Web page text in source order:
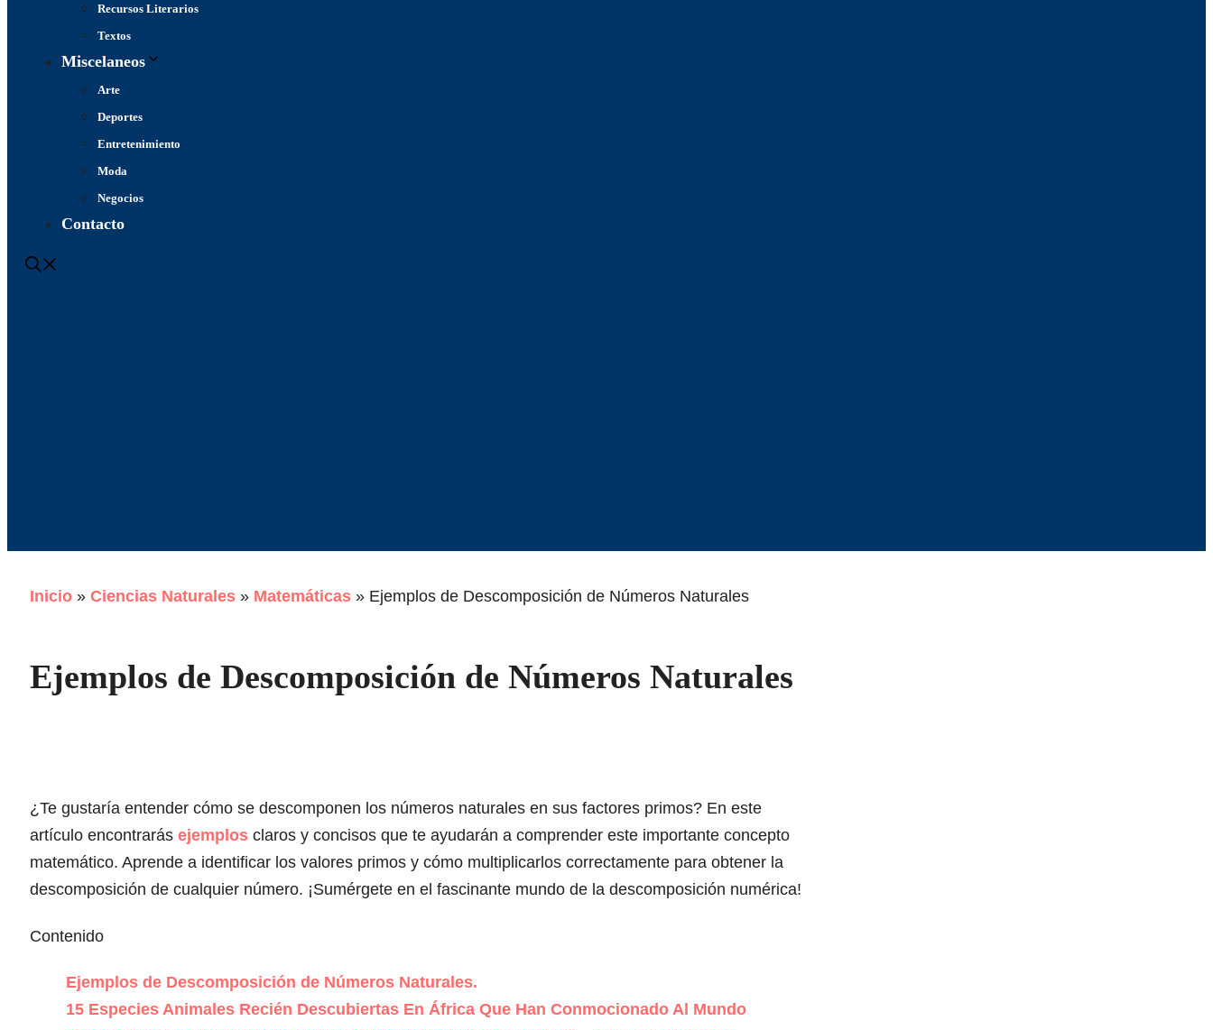
Recursos Literarios
Textos
Miscelaneos
Arte
Deportes
Entretenimiento
Moda
Negocios
Contacto
Inicio » Ciencias Naturales » Matemáticas » Ejemplos de Descomposición de Números Naturales
Ejemplos de Descomposición de Números Naturales
¿Te gustaría entender cómo se descomponen los números naturales en sus factores primos? En este
artículo encontrarás ejemplos claros y concisos que te ayudarán a comprender este importante concepto
matemático. Aprende a identificar los valores primos y cómo multiplicarlos correctamente para obtener la
descomposición de cualquier número. ¡Sumérgete en el fascinante mundo de la descomposición numérica!
Contenido
Ejemplos de Descomposición de Números Naturales.
15 Especies Animales Recién Descubiertas En África Que Han Conmocionado Al Mundo